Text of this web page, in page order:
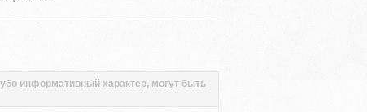
информативный характер, могут быть